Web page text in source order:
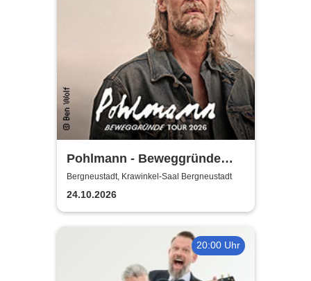
Pohlmann - Beweggründe
Tour 2026
Bergneustadt, Krawinkel-Saal Bergneustadt
24.10.2026
20:00 Uhr